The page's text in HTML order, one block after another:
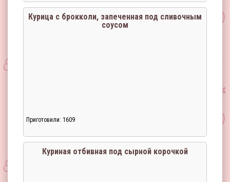
Курица с брокколи, запеченная под сливочным
соусом
Приготовили: 1609
Куриная отбивная под сырной корочкой